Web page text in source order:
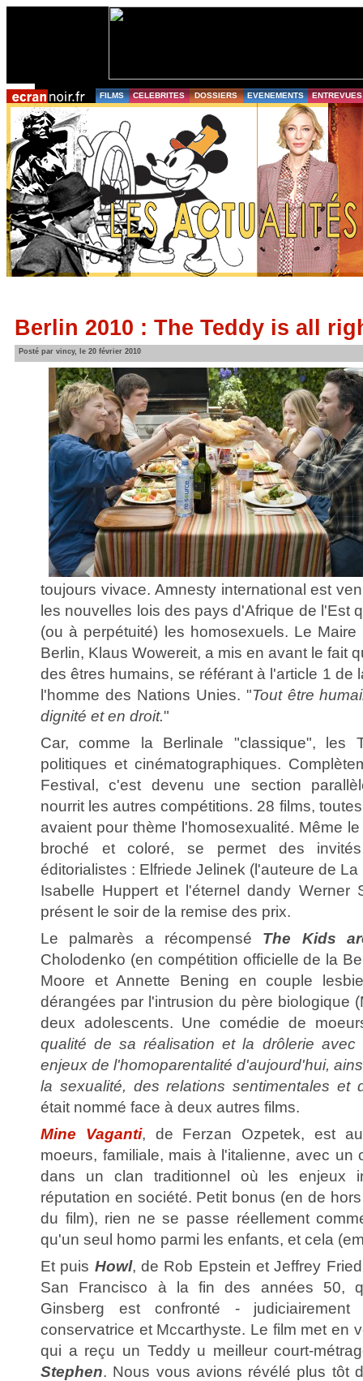
FILMS CELEBRITES DOSSIERS EVENEMENTS ENTREVUES
Berlin 2010 : The Teddy is all
Posté par vincy, le 20 février 2010
toujours vivace. Amnesty international est
les nouvelles lois des pays d'Afrique de l'Est
(ou à perpétuité) les homosexuels. Le
Berlin, Klaus Wowereit, a mis en avant le fait
des êtres humains, se référant à l'article 1 de
l'homme des Nations Unies. "Tout être
dignité et en droit."
Car, comme la Berlinale "classique", les
politiques et cinématographiques.
Festival, c'est devenu une section
nourrit les autres compétitions. 28 films,
avaient pour thème l'homosexualité. Même
broché et coloré, se permet des
éditorialistes : Elfriede Jelinek (l'auteure de
Isabelle Huppert et l'éternel dandy Werner
présent le soir de la remise des prix.
Le palmarès a récompensé The Kids
Cholodenko (en compétition officielle de la
Moore et Annette Bening en couple
dérangées par l'intrusion du père biologique
deux adolescents. Une comédie de
qualité de sa réalisation et la drôlerie
enjeux de l'homoparentalité d'aujourd'hui,
la sexualité, des relations sentimentales et
était nommé face à deux autres films.
Mine Vaganti, de Ferzan Ozpetek, est
moeurs, familiale, mais à l'italienne, avec un
dans un clan traditionnel où les enjeux
réputation en société. Petit bonus (en de
du film), rien ne se passe réellement
qu'un seul homo parmi les enfants, et cela
Et puis Howl, de Rob Epstein et Jeffrey
San Francisco à la fin des années 50,
Ginsberg est confronté -
conservatrice et Mccarthyste. Le film met en
qui a reçu un Teddy u meilleur court-
Stephen. Nous vous avions révélé plus tôt